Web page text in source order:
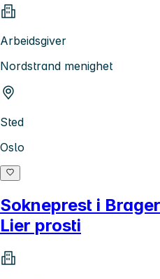
Arbeidsgiver
Nordstrand menighet
Sted
Oslo
Sokneprest i
Lier prosti